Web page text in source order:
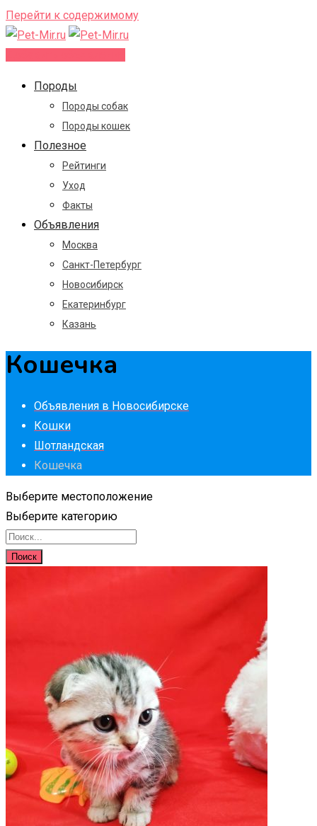
Перейти к содержимому
Породы
Породы собак
Породы кошек
Полезное
Рейтинги
Уход
Факты
Объявления
Москва
Санкт-Петербург
Новосибирск
Екатеринбург
Казань
Кошечка
Объявления в Новосибирске
Кошки
Шотландская
Кошечка
Выберите местоположение
Выберите категорию
Поиск